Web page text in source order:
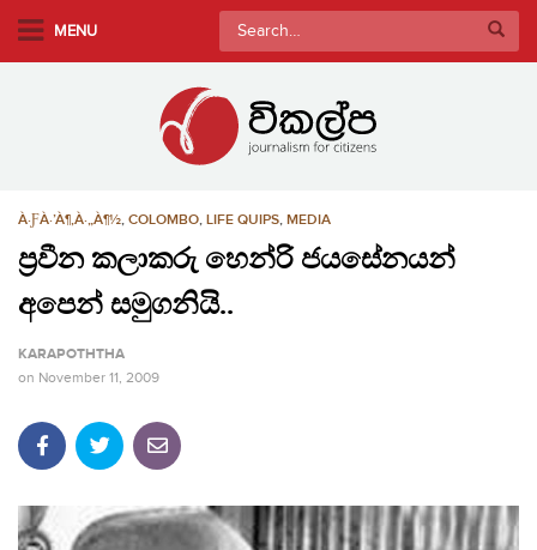
MENU
Search
for:
À·ƑÀ·’À¶‚À·„À¶½, COLOMBO, LIFE QUIPS, MEDIA
ප්‍රවීන කලාකරු හෙන්රි ජයසේනයන්
අපෙන් සමුගනියි..
KARAPOTHTHA
on November 11, 2009